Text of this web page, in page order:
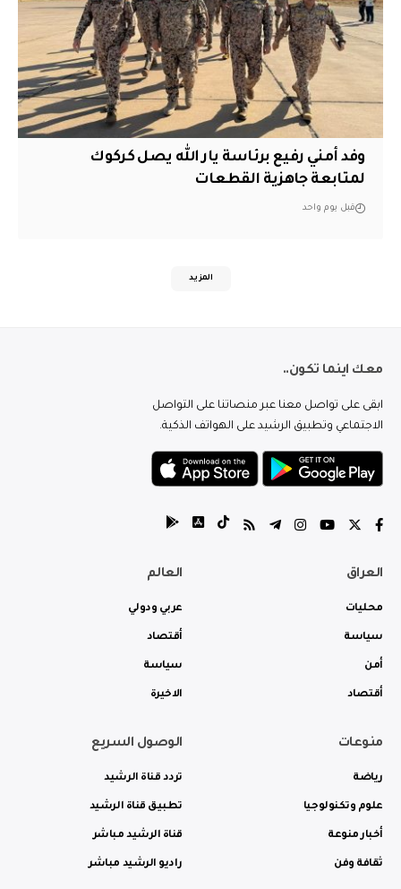
وفد أمني رفيع برئاسة يار الله يصل كركوك
لمتابعة جاهزية القطعات
قبل يوم واحد
المزيد
معك اينما تكون..
ابقى على تواصل معنا عبر منصاتنا على التواصل
الاجتماعي وتطبيق الرشيد على الهواتف الذكية.
العراق
محليات
سياسة
أمن
أقتصاد
العالم
عربي ودولي
أقتصاد
سياسة
الاخيرة
منوعات
رياضة
علوم وتكنولوجيا
أخبار منوعة
ثقافة وفن
الوصول السريع
تردد قناة الرشيد
تطبيق قناة الرشيد
قناة الرشيد مباشر
راديو الرشيد مباشر